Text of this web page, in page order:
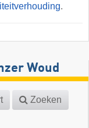
.
Woud
Zoeken